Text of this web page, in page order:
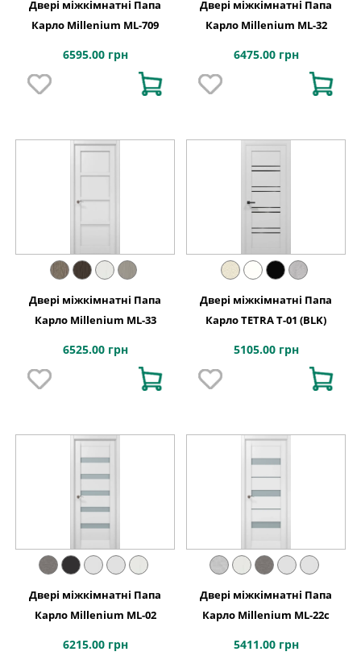
Двері міжкімнатні Папа
Карло Millenium ML-709
6595.00 грн
Двері міжкімнатні Папа
Карло Millenium ML-32
6475.00 грн
Двері міжкімнатні Папа
Карло Millenium ML-33
6525.00 грн
Двері міжкімнатні Папа
Карло TETRA Т-01 (BLK)
5105.00 грн
Двері міжкімнатні Папа
Карло Millenium ML-02
6215.00 грн
Двері міжкімнатні Папа
Карло Millenium ML-22с
5411.00 грн